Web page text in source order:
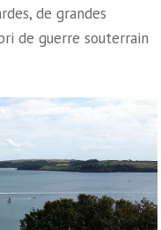
de grandes
de guerre souterrain